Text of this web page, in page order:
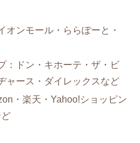
オンモール・ららぽーと・
：ドン・キホーテ・ザ・ビ
ャース・ダイレックスなど
・楽天・Yahoo!ショッピン